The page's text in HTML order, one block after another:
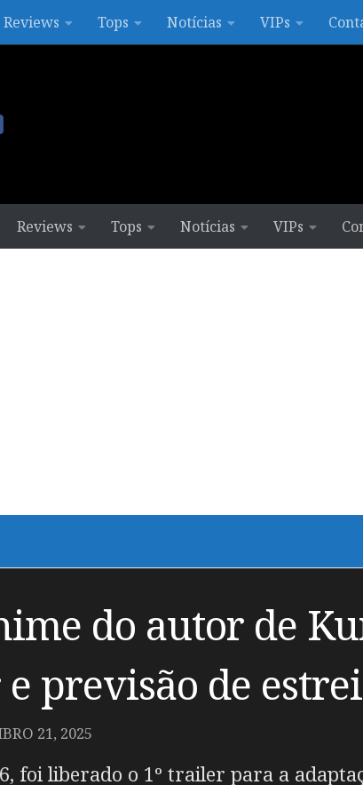
Reviews Tops Notícias VIPs
Reviews Tops Notícias VIPs
do autor de
previsão de
21, 2025
foi liberado o 1º trailer para a